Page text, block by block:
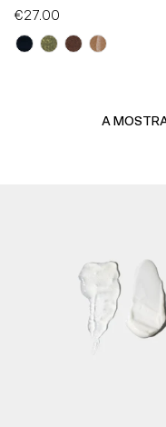
Preço
Normal
€27.00
A